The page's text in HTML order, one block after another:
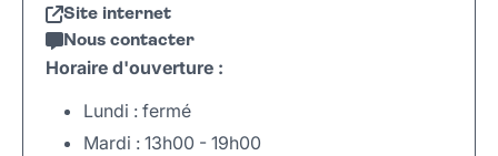
Site internet
Nous contacter
Horaire d'ouverture :
Lundi : fermé
Mardi : 13h00 - 19h00